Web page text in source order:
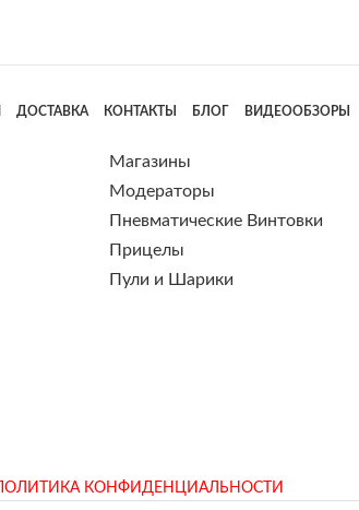
ДОСТАВКА КОНТАКТЫ БЛОГ ВИДЕООБЗОРЫ
Магазины
Модераторы
Пневматические Винтовки
Прицелы
Пули и Шарики
ПОЛИТИКА КОНФИДЕНЦИАЛЬНОСТИ